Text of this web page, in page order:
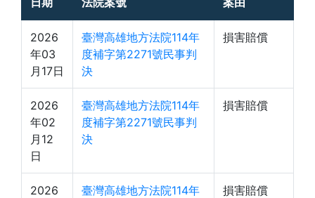
2026
年03
月17日
臺灣高雄地方法院114年
度補字第2271號民事判
決
損害賠償
2026
年02
月12
日
臺灣高雄地方法院114年
度補字第2271號民事判
決
損害賠償
2026
臺灣高雄地方法院114年
損害賠償